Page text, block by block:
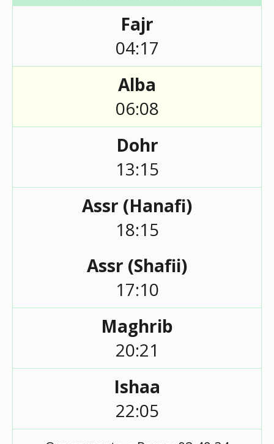
Fajr
04:17
Alba
06:08
Dohr
13:15
Assr (Hanafi)
18:15
Assr (Shafii)
17:10
Maghrib
20:21
Ishaa
22:05